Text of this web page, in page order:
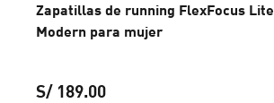
Zapatillas de running FlexFocus Lite
Modern para mujer
S/ 189.00